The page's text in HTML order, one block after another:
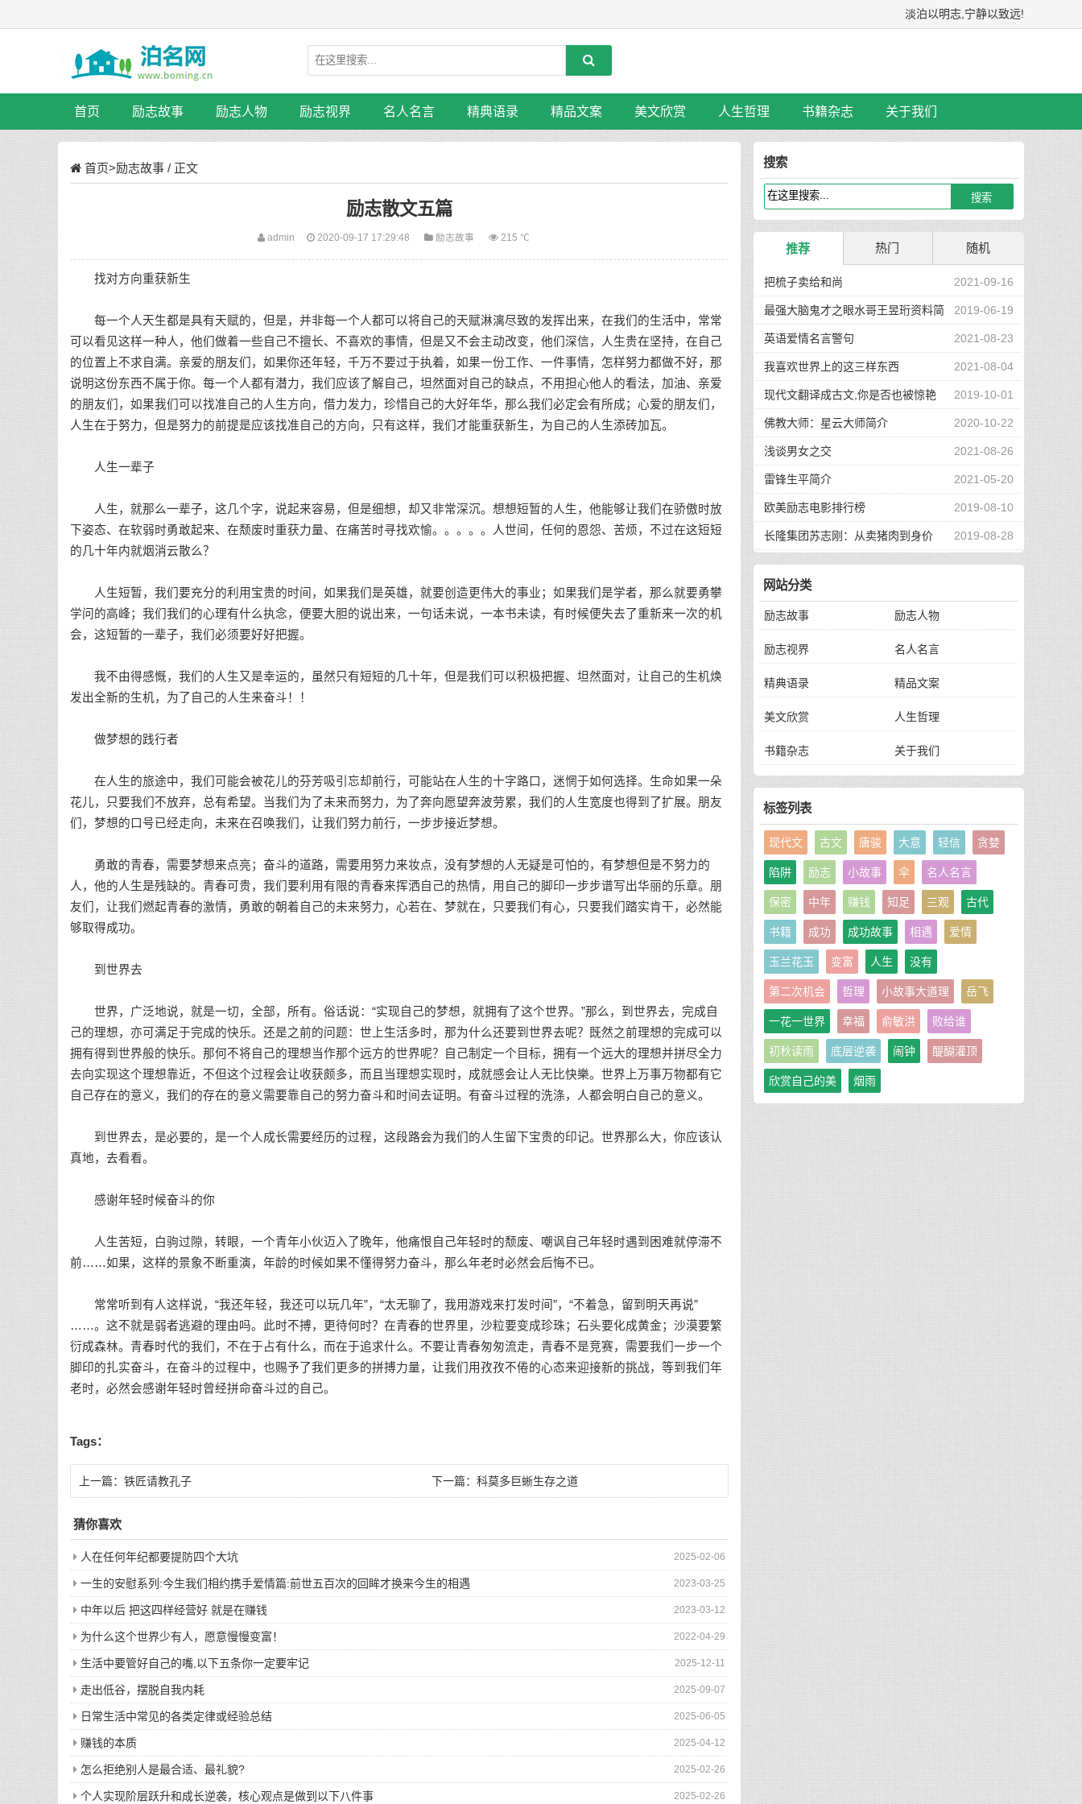
淡泊以明志,宁静以致远!
首页 励志故事 励志人物 励志视界 名人名言 精典语录 精品文案 美文欣赏 人生哲理 书籍杂志 关于我们
首页>励志故事 / 正文
励志散文五篇
admin 2020-09-17 17:29:48 励志故事 215 ℃
找对方向重获新生
每一个人天生都是具有天赋的，但是，并非每一个人都可以将自己的天赋淋漓尽致的发挥出来，在我们的生活中，常常
可以看见这样一种人，他们做着一些自己不擅长、不喜欢的事情，但是又不会主动改变，他们深信，人生贵在坚持，在自己
的位置上不求自满。亲爱的朋友们，如果你还年轻，千万不要过于执着，如果一份工作、一件事情，怎样努力都做不好，那
说明这份东西不属于你。每一个人都有潜力，我们应该了解自己，坦然面对自己的缺点，不用担心他人的看法，加油、亲爱
的朋友们，如果我们可以找准自己的人生方向，借力发力，珍惜自己的大好年华，那么我们必定会有所成；心爱的朋友们，
人生在于努力，但是努力的前提是应该找准自己的方向，只有这样，我们才能重获新生，为自己的人生添砖加瓦。
人生一辈子
人生，就那么一辈子，这几个字，说起来容易，但是细想，却又非常深沉。想想短暂的人生，他能够让我们在骄傲时放
下姿态、在软弱时勇敢起来、在颓废时重获力量、在痛苦时寻找欢愉。。。。。人世间，任何的恩怨、苦烦，不过在这短短
的几十年内就烟消云散么？
人生短暂，我们要充分的利用宝贵的时间，如果我们是英雄，就要创造更伟大的事业；如果我们是学者，那么就要勇攀
学问的高峰；我们我们的心理有什么执念，便要大胆的说出来，一句话未说，一本书未读，有时候便失去了重新来一次的机
会，这短暂的一辈子，我们必须要好好把握。
我不由得感慨，我们的人生又是幸运的，虽然只有短短的几十年，但是我们可以积极把握、坦然面对，让自己的生机焕
发出全新的生机，为了自己的人生来奋斗！！
做梦想的践行者
在人生的旅途中，我们可能会被花儿的芬芳吸引忘却前行，可能站在人生的十字路口，迷惘于如何选择。生命如果一朵
花儿，只要我们不放弃，总有希望。当我们为了未来而努力，为了奔向愿望奔波劳累，我们的人生宽度也得到了扩展。朋友
们，梦想的口号已经走向，未来在召唤我们，让我们努力前行，一步步接近梦想。
勇敢的青春，需要梦想来点亮；奋斗的道路，需要用努力来妆点，没有梦想的人无疑是可怕的，有梦想但是不努力的
人，他的人生是残缺的。青春可贵，我们要利用有限的青春来挥洒自己的热情，用自己的脚印一步步谱写出华丽的乐章。朋
友们，让我们燃起青春的激情，勇敢的朝着自己的未来努力，心若在、梦就在，只要我们有心，只要我们踏实肯干，必然能
够取得成功。
到世界去
世界，广泛地说，就是一切，全部，所有。俗话说：“实现自己的梦想，就拥有了这个世界。”那么，到世界去，完成自
己的理想，亦可满足于完成的快乐。还是之前的问题：世上生活多时，那为什么还要到世界去呢？既然之前理想的完成可以
拥有得到世界般的快乐。那何不将自己的理想当作那个远方的世界呢？自己制定一个目标，拥有一个远大的理想并拼尽全力
去向实现这个理想靠近，不但这个过程会让收获颇多，而且当理想实现时，成就感会让人无比快樂。世界上万事万物都有它
自己存在的意义，我们的存在的意义需要靠自己的努力奋斗和时间去证明。有奋斗过程的洗涤，人都会明白自己的意义。
到世界去，是必要的，是一个人成长需要经历的过程，这段路会为我们的人生留下宝贵的印记。世界那么大，你应该认
真地，去看看。
感谢年轻时候奋斗的你
人生苦短，白驹过隙，转眼，一个青年小伙迈入了晚年，他痛恨自己年轻时的颓废、嘲讽自己年轻时遇到困难就停滞不
前……如果，这样的景象不断重演，年龄的时候如果不懂得努力奋斗，那么年老时必然会后悔不已。
常常听到有人这样说，“我还年轻，我还可以玩几年”，“太无聊了，我用游戏来打发时间”，“不着急，留到明天再说”
……。这不就是弱者逃避的理由吗。此时不搏，更待何时？在青春的世界里，沙粒要变成珍珠；石头要化成黄金；沙漠要繁
衍成森林。青春时代的我们，不在于占有什么，而在于追求什么。不要让青春匆匆流走，青春不是竞赛，需要我们一步一个
脚印的扎实奋斗，在奋斗的过程中，也赐予了我们更多的拼搏力量，让我们用孜孜不倦的心态来迎接新的挑战，等到我们年
老时，必然会感谢年轻时曾经拼命奋斗过的自己。
Tags：
上一篇： 铁匠请教孔子 下一篇：科莫多巨蜥生存之道
猜你喜欢
2025-02-06
人在任何年纪都要提防四个大坑
2023-03-25
一生的安慰系列:今生我们相约携手爱情篇:前世五百次的回眸才换来今生的相遇
2023-03-12
中年以后 把这四样经营好 就是在赚钱
2022-04-29
为什么这个世界少有人，愿意慢慢变富！
2025-12-11
生活中要管好自己的嘴,以下五条你一定要牢记
2025-09-07
走出低谷，摆脱自我内耗
2025-06-05
日常生活中常见的各类定律或经验总结
2025-04-12
赚钱的本质
2025-02-26
怎么拒绝别人是最合适、最礼貌?
2025-02-26
个人实现阶层跃升和成长逆袭，核心观点是做到以下八件事
搜索
推荐 热门 随机
2021-09-16
把梳子卖给和尚
2019-06-19
最强大脑鬼才之眼水哥王昱珩资料简
介 2021-08-23
英语爱情名言警句
2021-08-04
我喜欢世界上的这三样东西
2019-10-01
现代文翻译成古文,你是否也被惊艳
到了 2020-10-22
佛教大师：星云大师简介
2021-08-26
浅谈男女之交
2021-05-20
雷锋生平简介
2019-08-10
欧美励志电影排行榜
2019-08-28
长隆集团苏志刚：从卖猪肉到身价
130亿，他的秘诀是？
网站分类
励志故事 励志人物
励志视界 名人名言
精典语录 精品文案
美文欣赏 人生哲理
书籍杂志 关于我们
标签列表
现代文 古文 唐骏 大意 轻信 贪婪
陷阱 励志 小故事 伞 名人名言
保密 中年 赚钱 知足 三观 古代
书籍 成功 成功故事 相遇 爱情
玉兰花玉 变富 人生 没有
第二次机会 哲理 小故事大道理 岳飞
一花一世界 幸福 俞敏洪 败给谁
初秋读雨 底层逆袭 闹钟 醍醐灌顶
欣赏自己的美 烟雨